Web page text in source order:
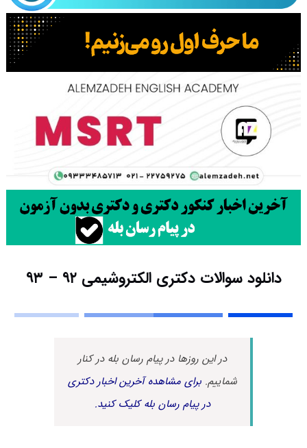
دانلود سوالات دکتری الکتروشیمی ۹۲ – ۹۳
در این روزها در پیام رسان بله در کنار
شماییم.برای مشاهده آخرین اخبار دکتری
در پیام رسان بله کلیک کنید.